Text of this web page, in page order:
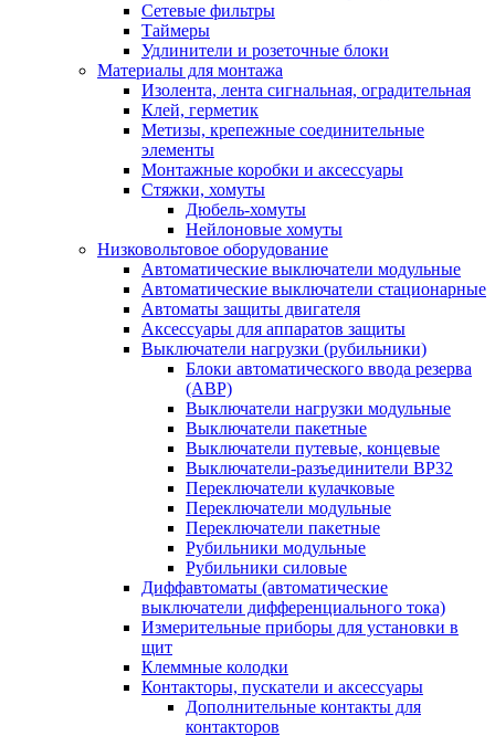
Сетевые фильтры
Таймеры
Удлинители и розеточные блоки
Материалы для монтажа
Изолента, лента сигнальная, оградительная
Клей, герметик
Метизы, крепежные соединительные
элементы
Монтажные коробки и аксессуары
Стяжки, хомуты
Дюбель-хомуты
Нейлоновые хомуты
Низковольтовое оборудование
Автоматические выключатели модульные
Автоматические выключатели стационарные
Автоматы защиты двигателя
Аксессуары для аппаратов защиты
Выключатели нагрузки (рубильники)
Блоки автоматического ввода резерва
(АВР)
Выключатели нагрузки модульные
Выключатели пакетные
Выключатели путевые, концевые
Выключатели-разъединители ВР32
Переключатели кулачковые
Переключатели модульные
Переключатели пакетные
Рубильники модульные
Рубильники силовые
Диффавтоматы (автоматические
выключатели дифференциального тока)
Измерительные приборы для установки в
щит
Клеммные колодки
Контакторы, пускатели и аксессуары
Дополнительные контакты для
контакторов